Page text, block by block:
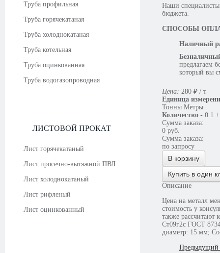
Труба профильная
Труба горячекатаная
Труба холоднокатаная
Труба котельная
Труба оцинкованная
Труба водогазопроводная
ЛИСТОВОЙ ПРОКАТ
Лист горячекатаный
Лист просечно-вытяжной ПВЛ
Лист холоднокатаный
Лист рифленый
Лист оцинкованный
Наши специалисты
бюджета.
СПОСОБЫ
Наличный
предлагаем
который вы
Цена: 280 ₽ / т
Единица
Тонны Метры
Количество - 0.1 +
Сумма заказа:
0 руб.
Сумма заказа:
по запросу
В корзину
Купить в один
Описание
Цена на металл
стоимость у консультантов. Если будет необходимо, то наши сотрудники ответят на возникшие вопросы, а
также рассчитают
Ст09г2с ГОСТ 8734-75/ Р 54159-2010 имеет
диаметр: 15 мм;
Предыдущий